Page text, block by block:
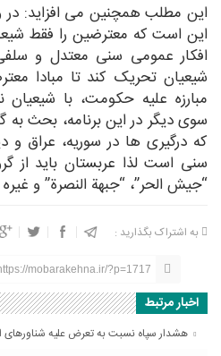
این مطلب همچنین می افزاید:
این است که معترضین را فقط
افکار عمومی سنی معتدل و
شیعیان تحریک کند تا مبادا
مبارزه علیه حکومت،‌ با
سوی دیگر در این برنامه، بحث
که درگیری ها در سوریه، عراق و
سنی است لذا عربستان باید از
“جیش الحر”، “جبهة النصرة” و
به اشتراک بگذارید :
mobarakehna.ir/?p=1717
اخبار مرتبط
هشدار سپاه نسبت به تعرض علیه شناورهای